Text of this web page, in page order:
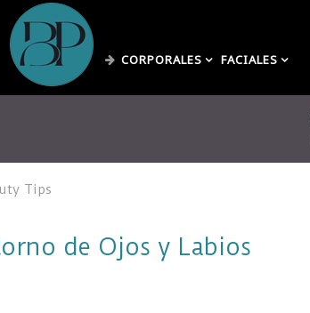
CORPORALES FACIALES
Tips
de Ojos y Labios